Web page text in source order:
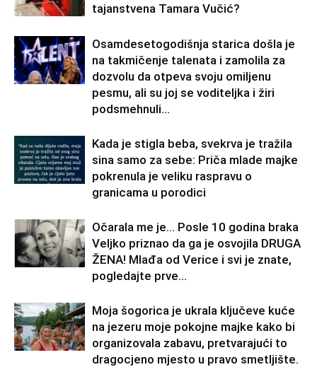
tajanstvena Tamara Vučić?
Osamdesetogodišnja starica došla je
na takmičenje talenata i zamolila za
dozvolu da otpeva svoju omiljenu
pesmu, ali su joj se voditeljka i žiri
podsmehnuli...
Kada je stigla beba, svekrva je tražila
sina samo za sebe: Priča mlade majke
pokrenula je veliku raspravu o
granicama u porodici
Očarala me je… Posle 10 godina braka
Veljko priznao da ga je osvojila DRUGA
ŽENA! Mlađa od Verice i svi je znate,
pogledajte prve...
Moja šogorica je ukrala ključeve kuće
na jezeru moje pokojne majke kako bi
organizovala zabavu, pretvarajući to
dragocjeno mjesto u pravo smetljište.